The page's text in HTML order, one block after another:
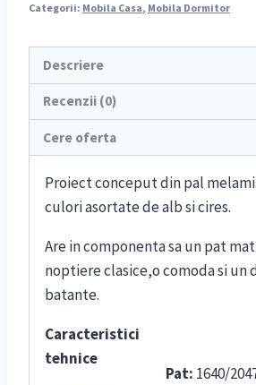
Categorii: Mobila Casa, Mobila Dormitor
Descriere
Recenzii (0)
Cere oferta
Proiect conceput din pal
culori asortate de alb si cires.
Are in componenta sa un pat
noptiere clasice,o comoda si un
batante.
Caracteristici
tehnice
Pat: 1640/